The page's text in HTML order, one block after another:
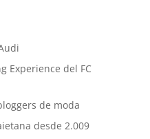
Experience del FC
de moda
desde 2.009